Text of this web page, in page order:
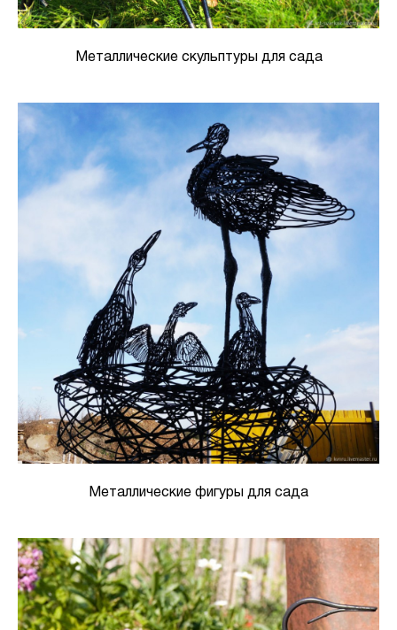
Металлические скульптуры для сада
Металлические фигуры для сада